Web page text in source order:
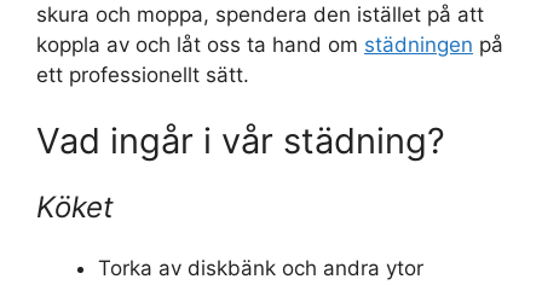
skura och moppa, spendera den istället på att
koppla av och låt oss ta hand om städningen på
ett professionellt sätt.
Vad ingår i vår städning?
Köket
Torka av diskbänk och andra ytor